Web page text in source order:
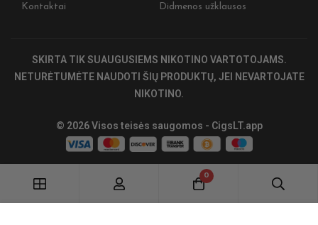
Kontaktai Didmenos užklausos
SKIRTA TIK SUAUGUSIEMS NIKOTINO VARTOTOJAMS.
NETURĖTUMĖTE NAUDOTI ŠIŲ PRODUKTŲ, JEI NEVARTOJATE
NIKOTINO.
© 2026 Visos teisės saugomos - CigsLT.app
0
pirkiniui,
Stay on track.